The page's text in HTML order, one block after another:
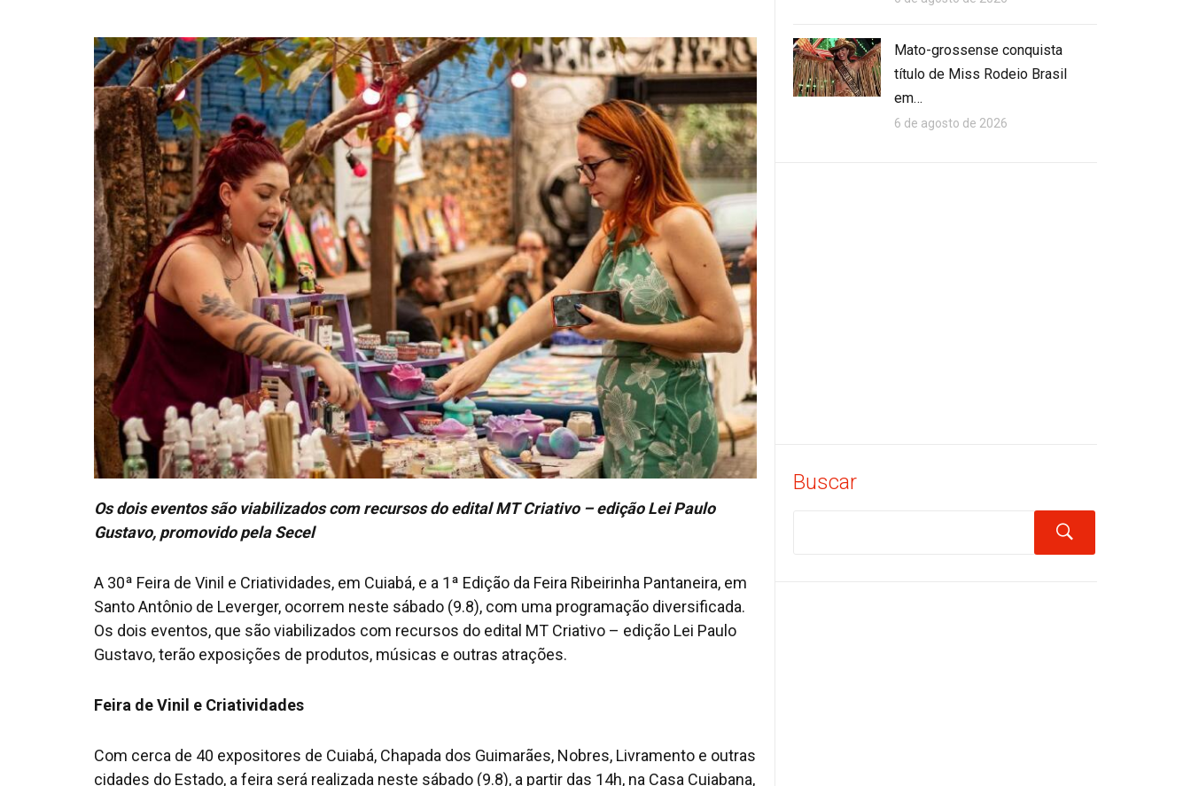
Os dois eventos são viabilizados com recursos do edital MT Criativo – edição Lei Paulo
Gustavo, promovido pela Secel
A 30ª Feira de Vinil e Criatividades, em Cuiabá, e a 1ª Edição da Feira Ribeirinha Pantaneira, em
Santo Antônio de Leverger, ocorrem neste sábado (9.8), com uma programação diversificada.
Os dois eventos, que são viabilizados com recursos do edital MT Criativo – edição Lei Paulo
Gustavo, terão exposições de produtos, músicas e outras atrações.
Feira de Vinil e Criatividades
Com cerca de 40 expositores de Cuiabá, Chapada dos Guimarães, Nobres, Livramento e outras
cidades do Estado, a feira será realizada neste sábado (9.8), a partir das 14h, na Casa Cuiabana,
Mato-grossense conquista
título de Miss Rodeio Brasil
em…
6 de agosto de 2026
Buscar